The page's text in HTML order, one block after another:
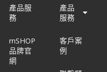
產品服
務
mSHOP
品牌官
網
產品
服務
客戶案
例